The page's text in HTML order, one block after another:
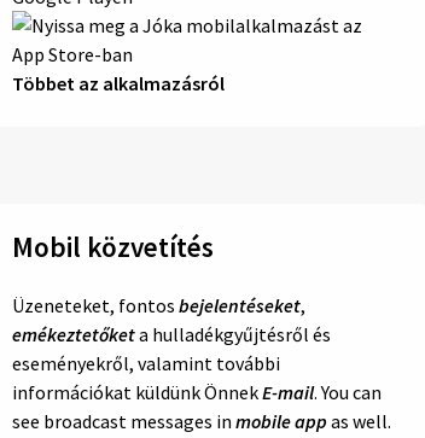
Többet az alkalmazásról
Mobil közvetítés
Üzeneteket, fontos bejelentéseket,
emékeztetőketa hulladékgyűjtésről és
eseményekről, valamint további
információkat küldünk ÖnnekE-mail. You can
see broadcast messages in mobile app as well.